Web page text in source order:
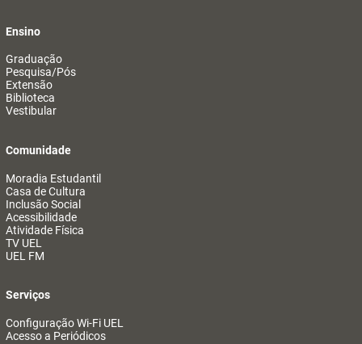
Ensino
Graduação
Pesquisa/Pós
Extensão
Biblioteca
Vestibular
Comunidade
Moradia Estudantil
Casa de Cultura
Inclusão Social
Acessibilidade
Atividade Física
TV UEL
UEL FM
Serviços
Configuração Wi-Fi UEL
Acesso a Periódicos